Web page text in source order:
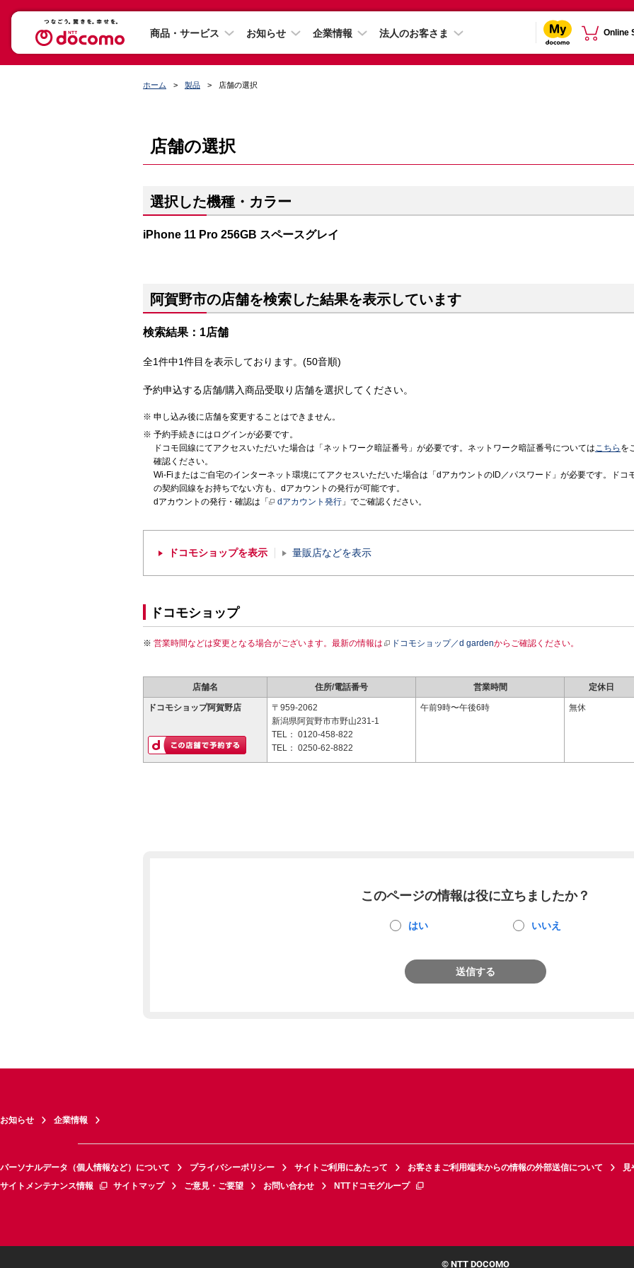
商品・サービス お知らせ 企業情報 法人のお客さま Online
ホーム 製品 店舗の選択
店舗の選択
選択した機種・カラー
iPhone 11 Pro 256GB スペースグレイ
阿賀野市の店舗を検索した結果を表示しています
検索結果：1店舗
全1件中1件目を表示しております。(50音順)
予約申込する店舗/購入商品受取り店舗を選択してください。
申し込み後に店舗を変更することはできません。
予約手続きにはログインが必要です。
ドコモ回線にてアクセスいただいた場合は「ネットワーク暗証番号」が必要です。ネットワーク暗証番号についてはこちら を
確認ください。
Wi-Fiまたはご自宅のインターネット環境にてアクセスいただいた場合は「dアカウントのID／パスワード」が必要です。ドコ
の契約回線をお持ちでない方も、dアカウントの発行が可能です。
dアカウントの発行・確認は「
dアカウント発行 」でご確認ください。
ドコモショップを表示 量販店などを表示
ドコモショップ
営業時間などは変更となる場合がございます。最新の情報は ドコモショップ／d gardenからご確認ください。
店舗名 住所/電話番号 営業時間 定休日
ドコモショップ阿賀野店
〒959-2062
新潟県阿賀野市市野山231-1
TEL： 0120-458-822
TEL： 0250-62-8822
午前9時〜午後6時 無休
このページの情報は役に立ちましたか？
はい いいえ
送信する
お知らせ 企業情報
パーソナルデータ（個人情報など）について プライバシーポリシー サイトご利用にあたって お客さまご利用端末からの情報の外部送信について
見
サイトメンテナンス情報
サイトマップ ご意見・ご要望 お問い合わせ NTTドコモグループ
© NTT DOCOMO